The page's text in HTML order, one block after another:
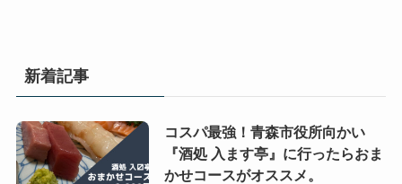
新着記事
コスパ最強！青森市役所向かい
『酒処 入ます亭』に行ったらおま
かせコースがオススメ。